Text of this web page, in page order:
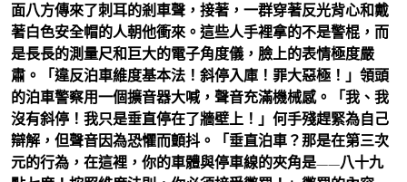
面八方傳來了刺耳的剎車聲，接著，一群穿著反光背心和戴
著白色安全帽的人朝他衝來。這些人手裡拿的不是警棍，而
是長長的測量尺和巨大的電子角度儀，臉上的表情極度嚴
肅。「違反泊車維度基本法！斜停入庫！罪大惡極！」領頭
的泊車警察用一個擴音器大喊，聲音充滿機械感。「我、我
沒有斜停！我只是垂直停在了牆壁上！」何手殘趕緊為自己
辯解，但聲音因為恐懼而顫抖。「垂直泊車？那是在第三次
元的行為，在這裡，你的車體與停車線的夾角是——八十九